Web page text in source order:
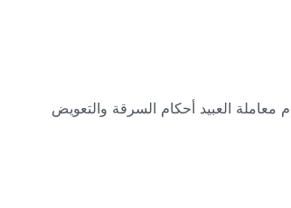
معاملة العبيد أحكام السرقة والتعويض